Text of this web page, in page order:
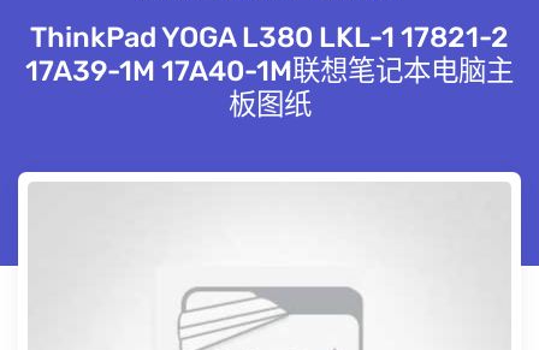
ThinkPad YOGA L380 LKL-1 17821-2
17A39-1M 17A40-1M联想笔记本电脑主
板图纸